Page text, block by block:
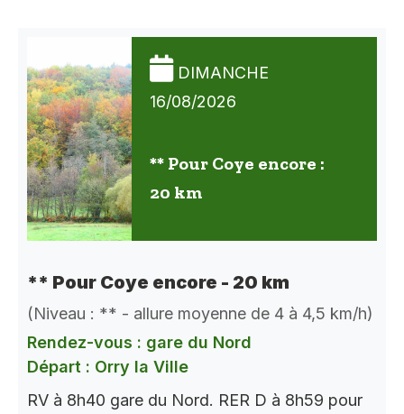
DIMANCHE
16/08/2026
** Pour Coye encore :
20 km
** Pour Coye encore - 20 km
(Niveau : ** - allure moyenne de 4 à 4,5 km/h)
Rendez-vous : gare du Nord
Départ : Orry la Ville
RV à 8h40 gare du Nord. RER D à 8h59 pour